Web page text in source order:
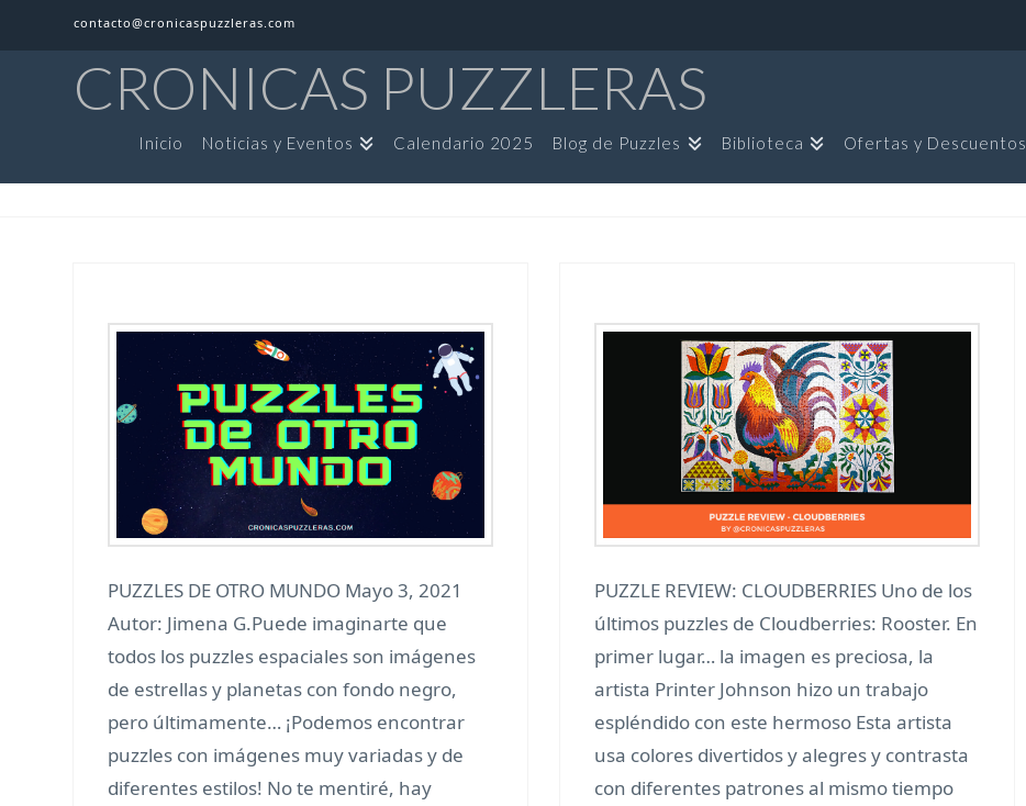
contacto@cronicaspuzzleras.com
CRONICAS PUZZLERAS
Inicio Noticias y Eventos Calendario 2025 Blog de Puzzles Biblioteca Ofertas y Descuentos
PUZZLES DE OTRO MUNDO Mayo 3, 2021
Autor: Jimena G.Puede imaginarte que
todos los puzzles espaciales son imágenes
de estrellas y planetas con fondo negro,
pero últimamente… ¡Podemos encontrar
puzzles con imágenes muy variadas y de
diferentes estilos! No te mentiré, hay
PUZZLE REVIEW: CLOUDBERRIES Uno de los
últimos puzzles de Cloudberries: Rooster. En
primer lugar… la imagen es preciosa, la
artista Printer Johnson hizo un trabajo
espléndido con este hermoso Esta artista
usa colores divertidos y alegres y contrasta
con diferentes patrones al mismo tiempo